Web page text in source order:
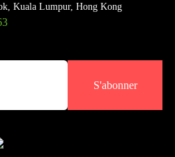
Kuala Lumpur, Hong Kong
S'abonner